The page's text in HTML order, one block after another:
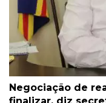
Negociação de